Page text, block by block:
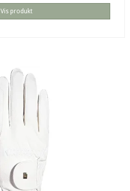
Vis produkt